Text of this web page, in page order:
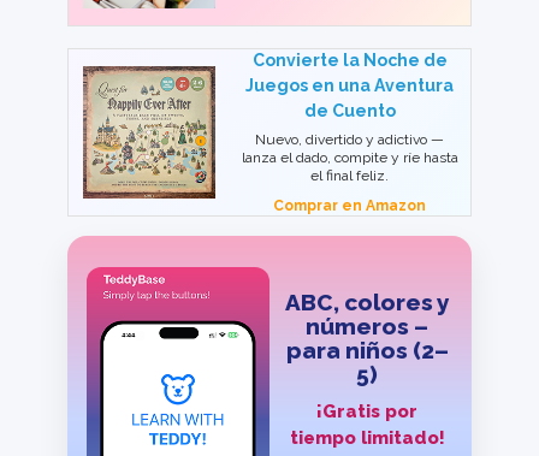
Convierte la Noche de
Juegos en una Aventura
de Cuento
Nuevo, divertido y adictivo —
lanza el dado, compite y ríe hasta
el final feliz.
Comprar en Amazon
ABC, colores y
números –
para niños (2–
5)
¡Gratis por
tiempo limitado!